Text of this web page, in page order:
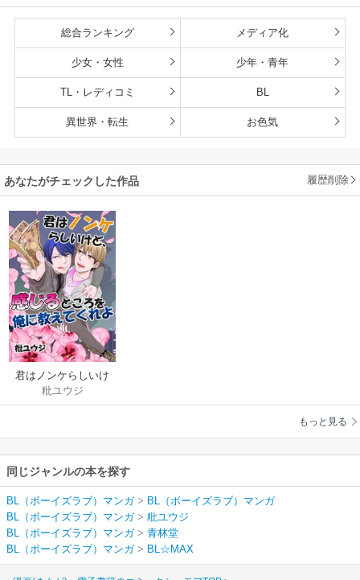
総合ランキング メディア化
少女・女性 少年・青年
TL・レディコミ BL
異世界・転生 お色気
あなたがチェックした作品 履歴削除
君はノンケらしいけ
ど、感じるところを
俺に教えてくれよ
粃ユウジ
もっと見る
同じジャンルの本を探す
BL（ボーイズラブ）マンガ> BL（ボーイズラブ）マンガ
BL（ボーイズラブ）マンガ> 粃ユウジ
BL（ボーイズラブ）マンガ> 青林堂
BL（ボーイズラブ）マンガ> BL☆MAX